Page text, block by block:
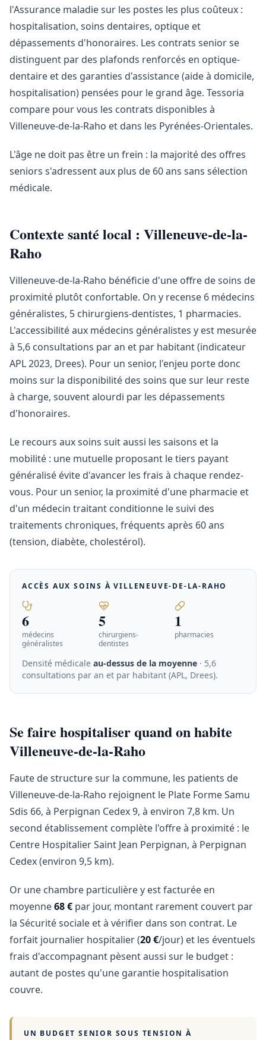
l'Assurance maladie sur les postes les plus coûteux :
hospitalisation, soins dentaires, optique et
dépassements d'honoraires. Les contrats senior se
distinguent par des plafonds renforcés en optique-
dentaire et des garanties d'assistance (aide à domicile,
hospitalisation) pensées pour le grand âge. Tessoria
compare pour vous les contrats disponibles à
Villeneuve-de-la-Raho et dans les Pyrénées-Orientales.
L'âge ne doit pas être un frein : la majorité des offres
seniors s'adressent aux plus de 60 ans sans sélection
médicale.
Contexte santé local : Villeneuve-de-la-
Raho
Villeneuve-de-la-Raho bénéficie d'une offre de soins de
proximité plutôt confortable. On y recense 6 médecins
généralistes, 5 chirurgiens-dentistes, 1 pharmacies.
L'accessibilité aux médecins généralistes y est mesurée
à 5,6 consultations par an et par habitant (indicateur
APL 2023, Drees). Pour un senior, l'enjeu porte donc
moins sur la disponibilité des soins que sur leur reste
à charge, souvent alourdi par les dépassements
d'honoraires.
Le recours aux soins suit aussi les saisons et la
mobilité : une mutuelle proposant le tiers payant
généralisé évite d'avancer les frais à chaque rendez-
vous. Pour un senior, la proximité d'une pharmacie et
d'un médecin traitant conditionne le suivi des
traitements chroniques, fréquents après 60 ans
(tension, diabète, cholestérol).
ACCÈS AUX SOINS ÀVILLENEUVE-DE-LA-RAHO
6
médecins
généralistes
5
chirurgiens-
dentistes
1
pharmacies
Densité médicale au-dessus de la moyenne · 5,6
consultations par an et par habitant (APL, Drees).
Se faire hospitaliser quand on habite
Villeneuve-de-la-Raho
Faute de structure sur la commune, les patients de
Villeneuve-de-la-Raho rejoignent le Plate Forme Samu
Sdis 66, à Perpignan Cedex 9, à environ 7,8 km. Un
second établissement complète l'offre à proximité : le
Centre Hospitalier Saint Jean Perpignan, à Perpignan
Cedex (environ 9,5 km).
Or une chambre particulière y est facturée en
moyenne68 € par jour, montant rarement couvert par
la Sécurité sociale et à vérifier dans son contrat. Le
forfait journalier hospitalier (20 €/jour) et les éventuels
frais d'accompagnant pèsent aussi sur le budget :
autant de postes qu'une garantie hospitalisation
couvre.
UN BUDGET SENIOR SOUS TENSION À